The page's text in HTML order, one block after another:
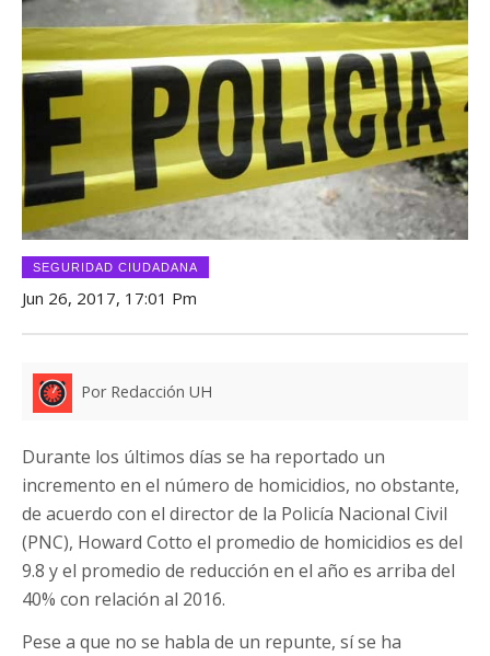
SEGURIDAD CIUDADANA
Jun 26, 2017, 17:01 Pm
Por Redacción UH
Durante los últimos días se ha reportado un
incremento en el número de homicidios, no obstante,
de acuerdo con el director de la Policía Nacional Civil
(PNC), Howard Cotto el promedio de homicidios es del
9.8 y el promedio de reducción en el año es arriba del
40% con relación al 2016.
Pese a que no se habla de un repunte, sí se ha